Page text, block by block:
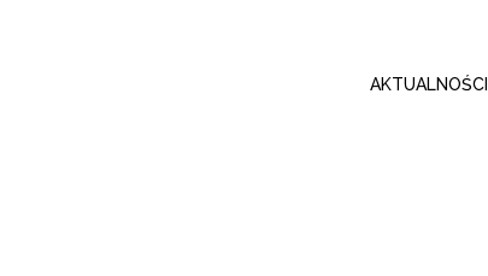
AKTUALNOŚCI